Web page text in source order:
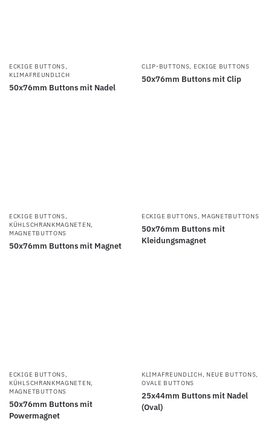
ECKIGE BUTTONS,
KLIMAFREUNDLICH
50x76mm Buttons mit Nadel
CLIP-BUTTONS, ECKIGE BUTTONS
50x76mm Buttons mit Clip
ECKIGE BUTTONS,
KÜHLSCHRANKMAGNETEN,
MAGNETBUTTONS
50x76mm Buttons mit Magnet
ECKIGE BUTTONS, MAGNETBUTTONS
50x76mm Buttons mit
Kleidungsmagnet
ECKIGE BUTTONS,
KÜHLSCHRANKMAGNETEN,
MAGNETBUTTONS
50x76mm Buttons mit
Powermagnet
KLIMAFREUNDLICH, NEUE BUTTONS,
OVALE BUTTONS
25x44mm Buttons mit Nadel
(Oval)